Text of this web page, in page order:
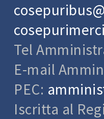
Tel
E-mail
PEC:
Iscritta al